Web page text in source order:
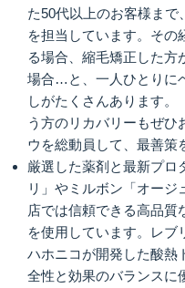
た50代以上のお客様まで
を担当しています。その
る場合、縮毛矯正した方
場合…と、一人ひとりに
しがたくさんあります。
う方のリカバリーもぜひ
ウを総動員して、最善策
厳選した薬剤と最新プロ
リ」やミルボン「オージ
店では信頼できる高品質
を使用しています。レブ
ハホニコが開発した酸熱
全性と効果のバランスに